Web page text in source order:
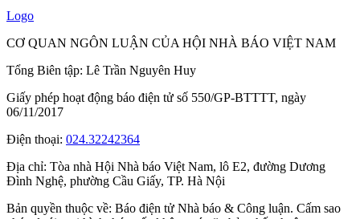
Logo
CƠ QUAN NGÔN LUẬN CỦA HỘI NHÀ BÁO VIỆT NAM
Tổng Biên tập: Lê Trần Nguyên Huy
Giấy phép hoạt động báo điện tử số 550/GP-BTTTT, ngày
06/11/2017
Điện thoại: 024.32242364
Địa chỉ: Tòa nhà Hội Nhà báo Việt Nam, lô E2, đường Dương
Đình Nghệ, phường Cầu Giấy, TP. Hà Nội
Bản quyền thuộc về: Báo điện tử Nhà báo & Công luận. Cấm sao